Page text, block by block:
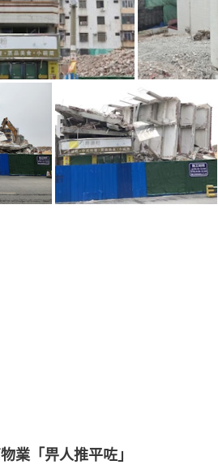
主或業主家屬向《香港01》表